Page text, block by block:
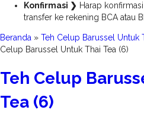
Konfirmasi ❯ Harap
transfer ke rekening BCA atau
Beranda » Teh Celup Barussel Untuk
Celup Barussel Untuk Thai Tea (6)
Teh Celup
Tea (6)